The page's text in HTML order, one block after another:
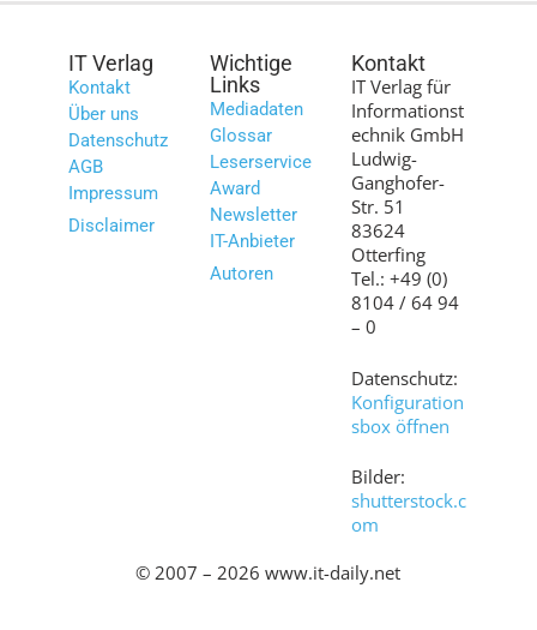
IT Verlag
Kontakt
Über uns
Datenschutz
AGB
Impressum
Disclaimer
Wichtige
Links
Mediadaten
Glossar
Leserservice
Award
Newsletter
IT-Anbieter
Autoren
Kontakt
IT Verlag für
Informationst
echnik GmbH
Ludwig-
Ganghofer-
Str. 51
83624
Otterfing
Tel.: +49 (0)
8104 / 64 94
– 0
Datenschutz:
Konfiguration
sbox öffnen
Bilder:
shutterstock.c
om
© 2007 – 2026 www.it-daily.net